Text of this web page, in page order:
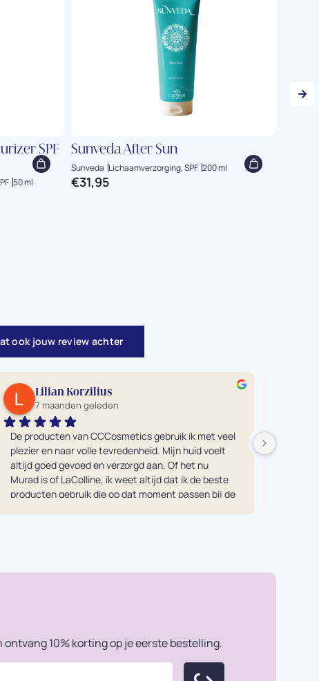
SPF
50 ml
Sunveda After Sun
Sunveda Lichaamverzorging, SPF 200 ml
€31,95
ook jouw review achter
Lilian Korzilius
7 maanden geleden
De producten van CCCosmetics gebruik ik met veel
plezier en naar volle tevredenheid. Mijn huid voelt
altijd goed gevoed en verzorgd aan. Of het nu
Murad is of LaColline, ik weet altijd dat ik de beste
producten gebruik die op dat moment passen bij de
10% korting op je eerste bestelling.